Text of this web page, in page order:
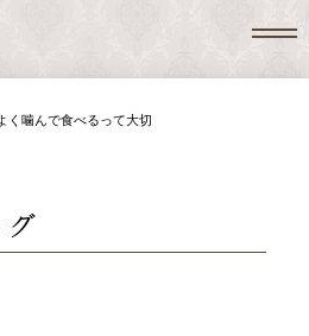
く噛んで食べるって大切